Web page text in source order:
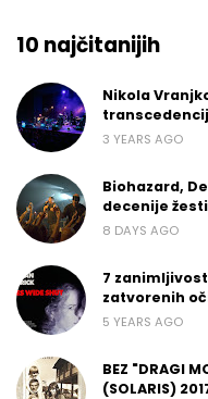
10 najčitanijih
Nikola
3 YEARS AGO
Biohazard,
decenije
8 DAYS AGO
7
zatvorenih
5 YEARS AGO
BEZ "DRAGI
(SOLARIS)